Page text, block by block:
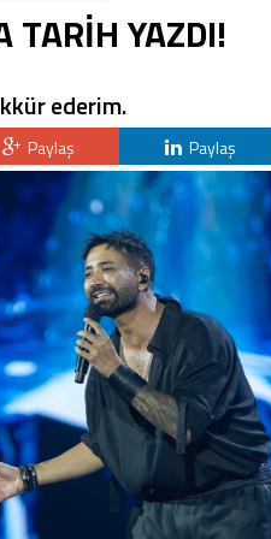
TARİH YAZDI!
ederim.
Paylaş Paylaş